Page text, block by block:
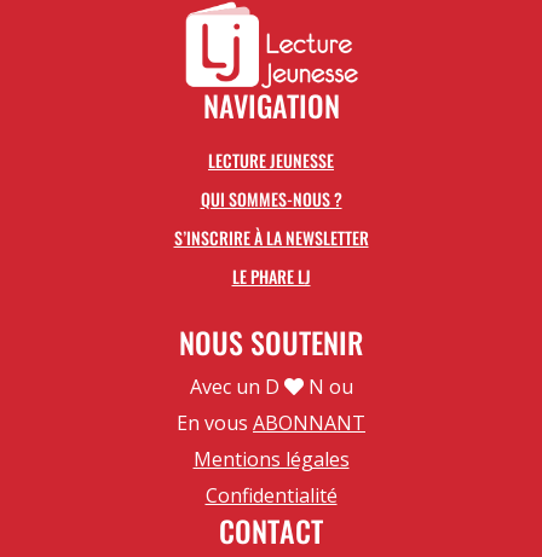
NAVIGATION
LECTURE JEUNESSE
QUI SOMMES-NOUS ?
S’INSCRIRE À LA NEWSLETTER
LE PHARE LJ
NOUS SOUTENIR
Avec un D
N ou
En vous ABONNANT
Mentions légales
Confidentialité
CONTACT